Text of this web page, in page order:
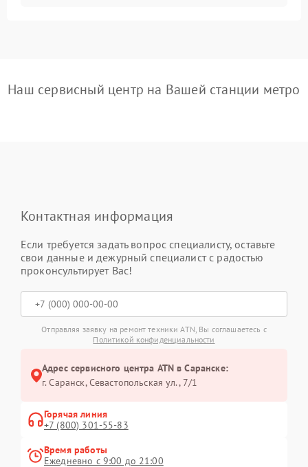
Наш сервисный центр на Вашей станции метро
Контактная информация
Если требуется задать вопрос специалисту, оставьте
свои данные и дежурный специалист с радостью
проконсультирует Вас!
Отправляя заявку на ремонт техники ATN, Вы соглашаетесь с
Политикой конфиденциальности
Адрес сервисного центра ATN в Саранске:
г. Саранск, Севастопольская ул., 7/1
Горячая линия
+7 (800) 301-55-83
Время работы
Ежедневно с 9:00 до 21:00